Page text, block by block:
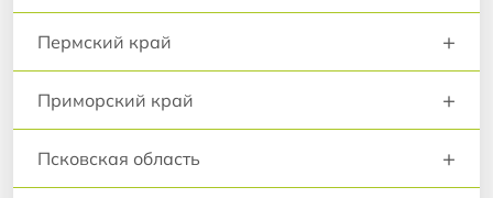
Пермский край +
Приморский край +
Псковская область +